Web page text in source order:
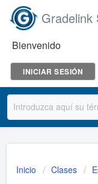
Gradelink
Bienvenido
INICIAR SESIÓN
Inicio Clases